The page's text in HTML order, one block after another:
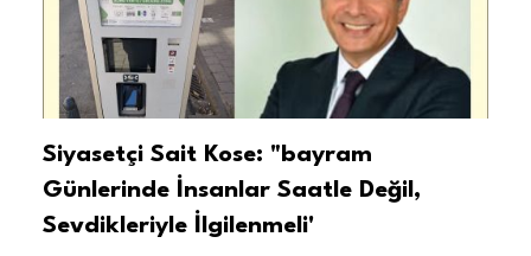
Siyasetçi Sait Kose: "bayram
Günlerinde İnsanlar Saatle Değil,
Sevdikleriyle İlgilenmeli'